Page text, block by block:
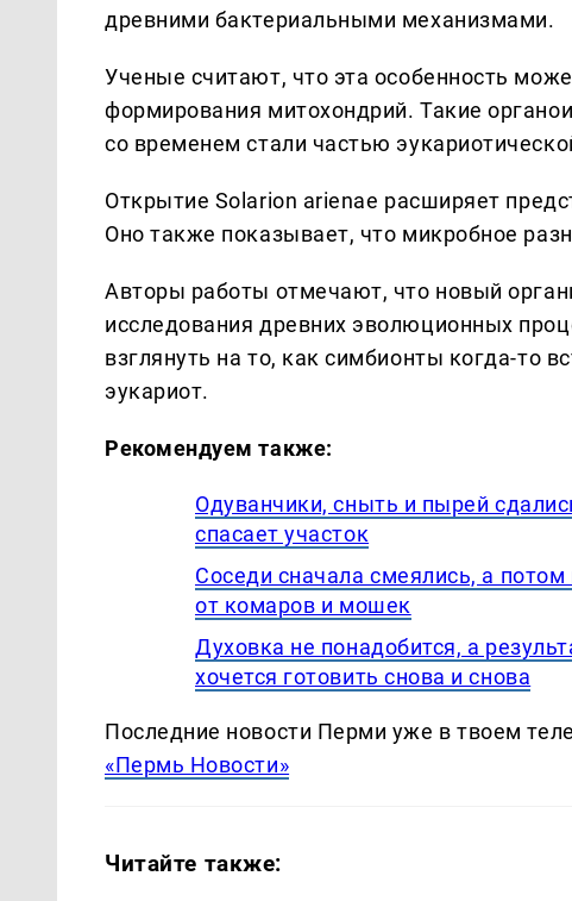
древними бактериальными механизмами.
Ученые считают, что эта особенность
формирования митохондрий. Такие
со временем стали частью
Открытие Solarion arienae расширяет
Оно также показывает, что микробное
Авторы работы отмечают, что новый
исследования древних эволюционных
взглянуть на то, как симбионты когда-то
эукариот.
Рекомендуем также:
Одуванчики, сныть и пырей
спасает участок
Соседи сначала смеялись, а потом
от комаров и мошек
Духовка не понадобится, а
хочется готовить снова и снова
Последние новости Перми уже в твоем
«Пермь Новости»
Читайте также: